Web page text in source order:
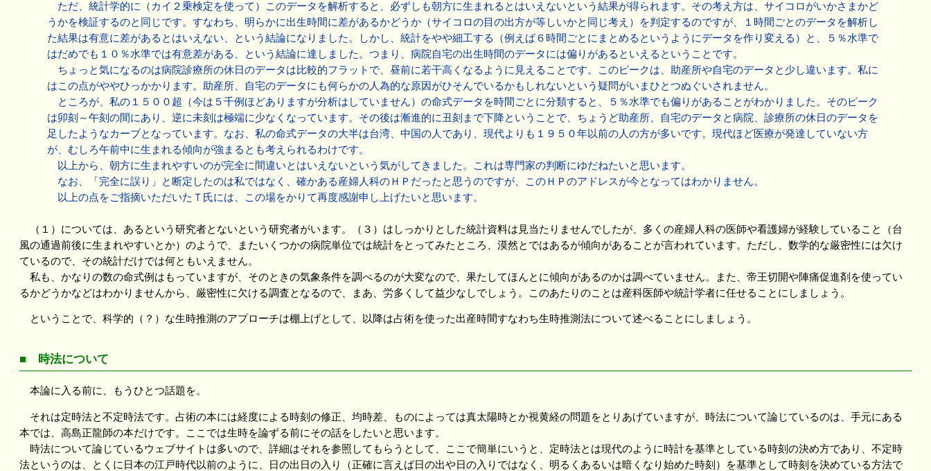
ただ、統計学的に（カイ２乗検定を使って）このデータを解析すると、必ずしも朝方に生まれるとはいえないという結果が得られます。その考え方は、サイコロがいかさまかど
うかを検証するのと同じです。すなわち、明らかに出生時間に差があるかどうか（サイコロの目の出方が等しいかと同じ考え）を判定するのですが、１時間ごとのデータを解析し
た結果は有意に差があるとはいえない、という結論になりました。しかし、統計をやや細工する（例えば６時間ごとにまとめるというようにデータを作り変える）と、５％水準で
はだめでも１０％水準では有意差がある、という結論に達しました。つまり、病院自宅の出生時間のデータには偏りがあるといえるということです。
ちょっと気になるのは病院診療所の休日のデータは比較的フラットで、昼前に若干高くなるように見えることです。このピークは、助産所や自宅のデータと少し違います。私に
はこの点がややひっかかります。助産所、自宅のデータにも何らかの人為的な原因がひそんでいるかもしれないという疑問がいまひとつぬぐいされません。
ところが、私の１５００超（今は５千例ほどありますが分析はしていません）の命式データを時間ごとに分類すると、５％水準でも偏りがあることがわかりました。そのピーク
は卯刻～午刻の間にあり、逆に未刻は極端に少なくなっています。その後は漸進的に丑刻まで下降ということで、ちょうど助産所、自宅のデータと病院、診療所の休日のデータを
足したようなカーブとなっています。なお、私の命式データの大半は台湾、中国の人であり、現代よりも１９５０年以前の人の方が多いです。現代ほど医療が発達していない方
が、むしろ午前中に生まれる傾向が強まるとも考えられるわけです。
以上から、朝方に生まれやすいのが完全に間違いとはいえないという気がしてきました。これは専門家の判断にゆだねたいと思います。
なお、「完全に誤り」と断定したのは私ではなく、確かある産婦人科のＨＰだったと思うのですが、このＨＰのアドレスが今となってはわかりません。
以上の点をご指摘いただいたＴ氏には、この場をかりて再度感謝申し上げたいと思います。
（１）については、あるという研究者とないという研究者がいます。（３）はしっかりとした統計資料は見当たりませんでしたが、多くの産婦人科の医師や看護婦が経験していること（台
風の通過前後に生まれやすいとか）のようで、またいくつかの病院単位では統計をとってみたところ、漠然とではあるが傾向があることが言われています。ただし、数学的な厳密性には欠け
ているので、その統計だけでは何ともいえません。
私も、かなりの数の命式例はもっていますが、そのときの気象条件を調べるのが大変なので、果たしてほんとに傾向があるのかは調べていません。また、帝王切開や陣痛促進剤を使ってい
るかどうかなどはわかりませんから、厳密性に欠ける調査となるので、まあ、労多くして益少なしでしょう。このあたりのことは産科医師や統計学者に任せることにしましょう。
ということで、科学的（？）な生時推測のアプローチは棚上げとして、以降は占術を使った出産時間すなわち生時推測法について述べることにしましょう。
■ 時法について
本論に入る前に、もうひとつ話題を。
それは定時法と不定時法です。占術の本には経度による時刻の修正、均時差、ものによっては真太陽時とか視黄経の問題をとりあげていますが、時法について論じているのは、手元にある
本では、高島正龍師の本だけです。ここでは生時を論ずる前にその話をしたいと思います。
時法について論じているウェブサイトは多いので、詳細はそれを参照してもらうとして、ここで簡単にいうと、定時法とは現代のように時計を基準としている時刻の決め方であり、不定時
法というのは、とくに日本の江戸時代以前のように、日の出日の入り（正確に言えば日の出や日の入りではなく、明るくあるいは暗くなり始めた時刻）を基準として時刻を決めている方法で